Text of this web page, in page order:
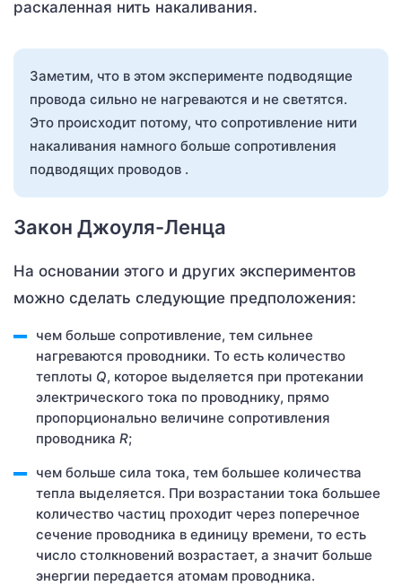
раскаленная нить накаливания.
Заметим, что в этом эксперименте подводящие
провода сильно не нагреваются и не светятся.
Это происходит потому, что сопротивление нити
накаливания намного больше сопротивления
подводящих проводов .
Закон Джоуля-Ленца
На основании этого и других экспериментов
можно сделать следующие предположения:
чем больше сопротивление, тем сильнее
нагреваются проводники. То есть количество
теплоты Q, которое выделяется при протекании
электрического тока по проводнику, прямо
пропорционально величине сопротивления
проводника R;
чем больше сила тока, тем большее количества
тепла выделяется. При возрастании тока большее
количество частиц проходит через поперечное
сечение проводника в единицу времени, то есть
число столкновений возрастает, а значит больше
энергии передается атомам проводника.